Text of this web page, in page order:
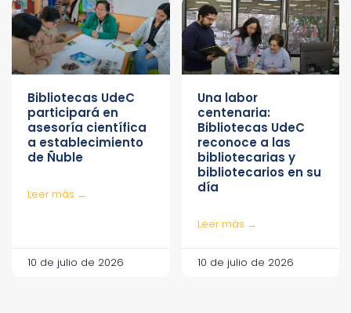
Bibliotecas UdeC
participará en
asesoría científica
a establecimiento
de Ñuble
Leer más →
10 de julio de 2026
Una labor
centenaria:
Bibliotecas UdeC
reconoce a las
bibliotecarias y
bibliotecarios en su
día
Leer más →
10 de julio de 2026